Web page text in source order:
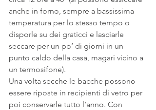
anche in forno, sempre a bassissima
temperatura per lo stesso tempo o
disporle su dei graticci e lasciarle
seccare per un po’ di giorni in un
punto caldo della casa, magari vicino a
un termosifone).
Una volta secche le bacche possono
essere riposte in recipienti di vetro per
poi conservarle tutto l’anno. Con